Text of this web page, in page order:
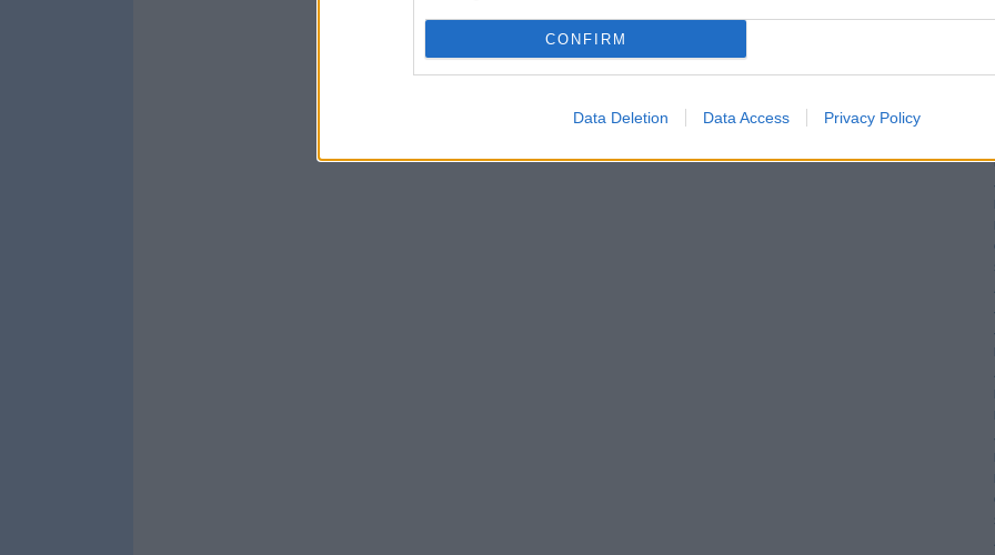
CONFIRM
Data Deletion Data Access Privacy Policy